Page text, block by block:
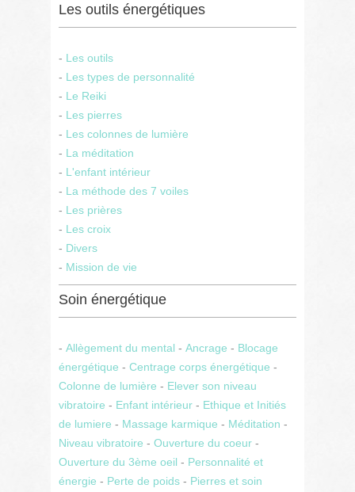
Les outils énergétiques
- Les outils
- Les types de personnalité
- Le Reiki
- Les pierres
- Les colonnes de lumière
- La méditation
- L'enfant intérieur
- La méthode des 7 voiles
- Les prières
- Les croix
- Divers
- Mission de vie
Soin énergétique
- Allègement du mental - Ancrage - Blocage
énergétique - Centrage corps énergétique -
Colonne de lumière - Elever son niveau
vibratoire - Enfant intérieur - Ethique et Initiés
de lumiere - Massage karmique - Méditation -
Niveau vibratoire - Ouverture du coeur -
Ouverture du 3ème oeil - Personnalité et
énergie - Perte de poids - Pierres et soin